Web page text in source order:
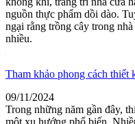
nguồn thực phẩm dồi dào.
ngại rằng trồng cây trong
nhiều.
Tham khảo phong cách thiết
09/11/2024
Trong những năm gần đây,